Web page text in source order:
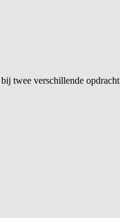
twee verschillende